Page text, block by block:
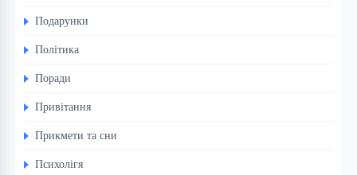
Подарунки
Політика
Поради
Привітання
Прикмети та сни
Психолігя